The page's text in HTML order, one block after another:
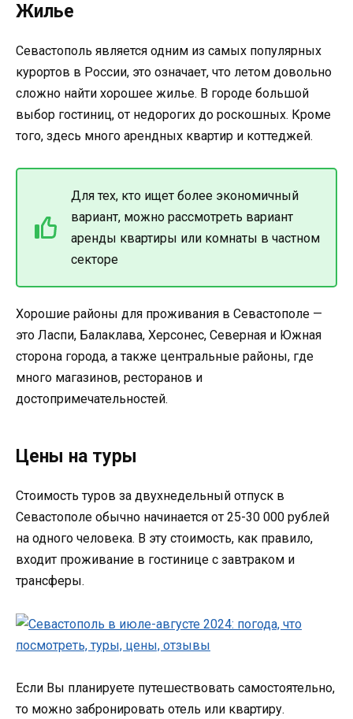
Жилье
Севастополь является одним из самых популярных
курортов в России, это означает, что летом довольно
сложно найти хорошее жилье. В городе большой
выбор гостиниц, от недорогих до роскошных. Кроме
того, здесь много арендных квартир и коттеджей.
Для тех, кто ищет более экономичный
вариант, можно рассмотреть вариант
аренды квартиры или комнаты в частном
секторе
Хорошие районы для проживания в Севастополе —
это Ласпи, Балаклава, Херсонес, Северная и Южная
сторона города, а также центральные районы, где
много магазинов, ресторанов и
достопримечательностей.
Цены на туры
Стоимость туров за двухнедельный отпуск в
Севастополе обычно начинается от 25-30 000 рублей
на одного человека. В эту стоимость, как правило,
входит проживание в гостинице с завтраком и
трансферы.
Если Вы планируете путешествовать самостоятельно,
то можно забронировать отель или квартиру.